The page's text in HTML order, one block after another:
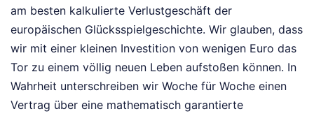
am besten kalkulierte Verlustgeschäft der
europäischen Glücksspielgeschichte. Wir glauben, dass
wir mit einer kleinen Investition von wenigen Euro das
Tor zu einem völlig neuen Leben aufstoßen können. In
Wahrheit unterschreiben wir Woche für Woche einen
Vertrag über eine mathematisch garantierte